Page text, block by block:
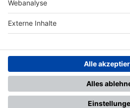
Nutzungsbedingungen Datenschutz